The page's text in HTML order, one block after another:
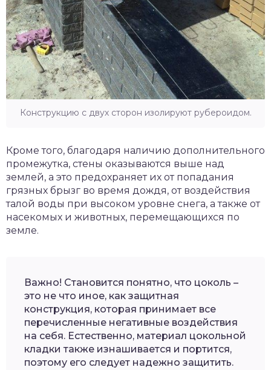
Конструкцию с двух сторон изолируют рубероидом.
Кроме того, благодаря наличию дополнительного
промежутка, стены оказываются выше над
землей, а это предохраняет их от попадания
грязных брызг во время дождя, от воздействия
талой воды при высоком уровне снега, а также от
насекомых и животных, перемещающихся по
земле.
Важно! Становится понятно, что цоколь –
это не что иное, как защитная
конструкция, которая принимает все
перечисленные негативные воздействия
на себя. Естественно, материал цокольной
кладки также изнашивается и портится,
поэтому его следует надежно защитить.